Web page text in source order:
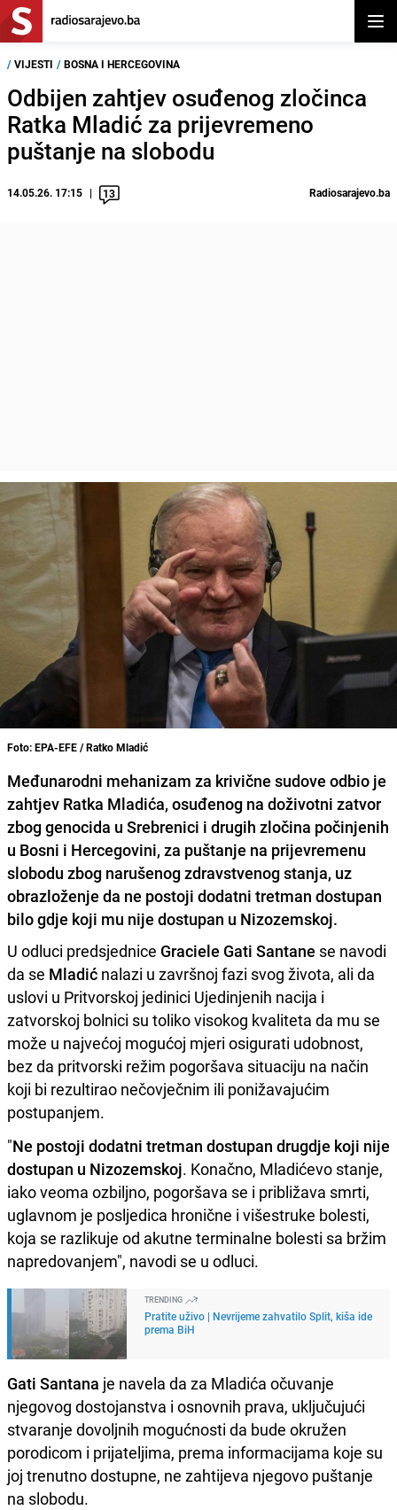
/ VIJESTI / BOSNA I HERCEGOVINA
Odbijen zahtjev osuđenog zločinca
Ratka Mladić za prijevremeno
puštanje na slobodu
14.05.26. 17:15 13 Radiosarajevo.ba
Foto: EPA-EFE / Ratko Mladić
Međunarodni mehanizam za krivične sudove odbio je
zahtjev Ratka Mladića, osuđenog na doživotni zatvor
zbog genocida u Srebrenici i drugih zločina počinjenih
u Bosni i Hercegovini, za puštanje na prijevremenu
slobodu zbog narušenog zdravstvenog stanja, uz
obrazloženje da ne postoji dodatni tretman dostupan
bilo gdje koji mu nije dostupan u Nizozemskoj.
U odluci predsjednice Graciele Gati Santane se navodi
da se Mladić nalazi u završnoj fazi svog života, ali da
uslovi u Pritvorskoj jedinici Ujedinjenih nacija i
zatvorskoj bolnici su toliko visokog kvaliteta da mu se
može u najvećoj mogućoj mjeri osigurati udobnost,
bez da pritvorski režim pogoršava situaciju na način
koji bi rezultirao nečovječnim ili ponižavajućim
postupanjem.
"Ne postoji dodatni tretman dostupan drugdje koji nije
dostupan u Nizozemskoj. Konačno, Mladićevo stanje,
iako veoma ozbiljno, pogoršava se i približava smrti,
uglavnom je posljedica hronične i višestruke bolesti,
koja se razlikuje od akutne terminalne bolesti sa bržim
napredovanjem", navodi se u odluci.
TRENDING
Pratite uživo | Nevrijeme zahvatilo Split, kiša ide
prema BiH
Gati Santana je navela da za Mladića očuvanje
njegovog dostojanstva i osnovnih prava, uključujući
stvaranje dovoljnih mogućnosti da bude okružen
porodicom i prijateljima, prema informacijama koje su
joj trenutno dostupne, ne zahtijeva njegovo puštanje
na slobodu.